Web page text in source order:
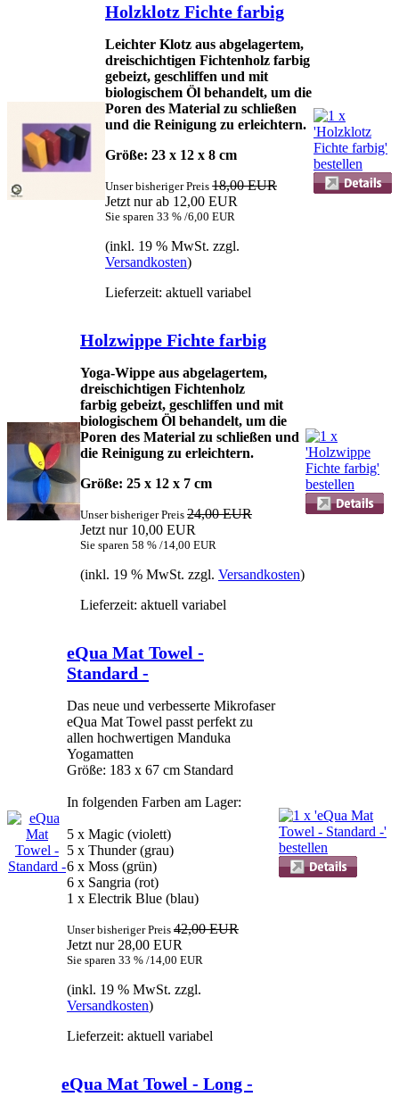
Holzklotz Fichte farbig
Leichter Klotz aus abgelagertem,
dreischichtigen Fichtenholz farbig
gebeizt, geschliffen und mit
biologischem Öl behandelt, um die
Poren des Material zu schließen
und die Reinigung zu erleichtern.
Größe: 23 x 12 x 8 cm
Unser bisheriger Preis 18,00 EUR
Jetzt nur ab 12,00 EUR
Sie sparen 33 % /6,00 EUR
(inkl. 19 % MwSt. zzgl.
Versandkosten)
Lieferzeit: aktuell variabel
Holzwippe Fichte farbig
Yoga-Wippe aus abgelagertem,
dreischichtigen Fichtenholz
farbig gebeizt, geschliffen und mit
biologischem Öl behandelt, um die
Poren des Material zu schließen und
die Reinigung zu erleichtern.
Größe: 25 x 12 x 7 cm
Unser bisheriger Preis 24,00 EUR
Jetzt nur 10,00 EUR
Sie sparen 58 % /14,00 EUR
(inkl. 19 % MwSt. zzgl. Versandkosten)
Lieferzeit: aktuell variabel
eQua Mat Towel -
Standard -
Das neue und verbesserte Mikrofaser
eQua Mat Towel passt perfekt zu
allen hochwertigen Manduka
Yogamatten
Größe: 183 x 67 cm Standard
In folgenden Farben am Lager:
5 x Magic (violett)
5 x Thunder (grau)
6 x Moss (grün)
6 x Sangria (rot)
1 x Electrik Blue (blau)
Unser bisheriger Preis 42,00 EUR
Jetzt nur 28,00 EUR
Sie sparen 33 % /14,00 EUR
(inkl. 19 % MwSt. zzgl.
Versandkosten)
Lieferzeit: aktuell variabel
eQua Mat Towel - Long -